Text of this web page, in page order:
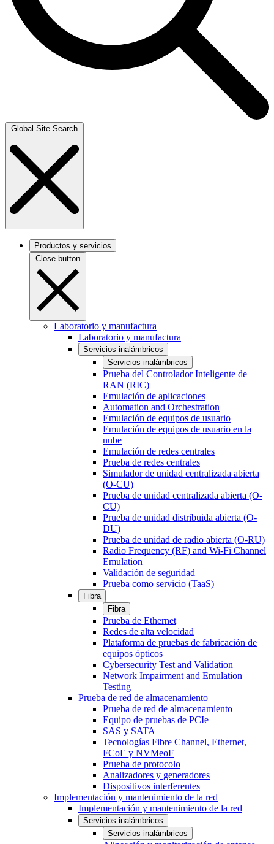
Global Site Search
Productos y servicios
Close button
Laboratorio y manufactura
Laboratorio y manufactura
Servicios inalámbricos
Servicios inalámbricos
Prueba del Controlador Inteligente de
RAN (RIC)
Emulación de aplicaciones
Automation and Orchestration
Emulación de equipos de usuario
Emulación de equipos de usuario en la
nube
Emulación de redes centrales
Prueba de redes centrales
Simulador de unidad centralizada abierta
(O-CU)
Prueba de unidad centralizada abierta (O-
CU)
Prueba de unidad distribuida abierta (O-
DU)
Prueba de unidad de radio abierta (O-RU)
Radio Frequency (RF) and Wi-Fi Channel
Emulation
Validación de seguridad
Prueba como servicio (TaaS)
Fibra
Fibra
Prueba de Ethernet
Redes de alta velocidad
Plataforma de pruebas de fabricación de
equipos ópticos
Cybersecurity Test and Validation
Network Impairment and Emulation
Testing
Prueba de red de almacenamiento
Prueba de red de almacenamiento
Equipo de pruebas de PCIe
SAS y SATA
Tecnologías Fibre Channel, Ethernet,
FCoE y NVMeoF
Prueba de protocolo
Analizadores y generadores
Dispositivos interferentes
Implementación y mantenimiento de la red
Implementación y mantenimiento de la red
Servicios inalámbricos
Servicios inalámbricos